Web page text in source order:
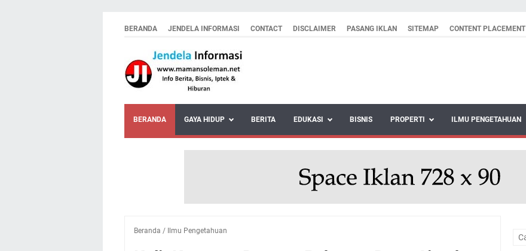
BERANDA JENDELA INFORMASI CONTACT DISCLAIMER PASANG IKLAN SITEMAP CONTENT PLACEMENT
BERANDA GAYA HIDUP BERITA EDUKASI BISNIS PROPERTI ILMU PENGETAHUAN
Beranda / Ilmu Pengetahuan